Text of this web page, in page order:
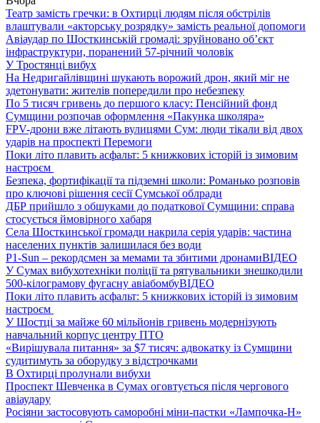
Театр замість гречки: в Охтирці людям після обстрілів
влаштували «акторську розрядку» замість реальної допомоги
Авіаудар по Шосткинській громаді: зруйновано об’єкт
інфраструктури, поранений 57-річний чоловік
У Тростянці вибух
На Недригайлівщині шукають ворожий дрон, який міг не
здетонувати: жителів попередили про небезпеку
По 5 тисяч гривень до першого класу: Пенсійний фонд
Сумщини розпочав оформлення «Пакунка школяра»
FPV-дрони вже літають вулицями Сум: люди тікали від двох
ударів на проспекті Перемоги
Поки літо плавить асфальт: 5 книжкових історій із зимовим
настроєм
Безпека, фортифікації та підземні школи: Романько розповів
про ключові рішення сесії Сумської облради
ДБР прийшло з обшуками до податкової Сумщини: справа
стосується ймовірного хабаря
Села Шосткинської громади накрила серія ударів: частина
населених пунктів залишилася без води
P1-Sun – рекордсмен за мемами та збитими дронамиВІДЕО
У Сумах вибухотехніки поліції та рятувальники знешкодили
500-кілограмову фугасну авіабомбуВІДЕО
Поки літо плавить асфальт: 5 книжкових історій із зимовим
настроєм
У Шостці за майже 60 мільйонів гривень модернізують
навчальний корпус центру ПТО
«Вирішувала питання» за $7 тисяч: адвокатку із Сумщини
судитимуть за оборудку з відстрочками
В Охтирці пролунали вибухи
Проспект Шевченка в Сумах оговтується після чергового
авіаудару
Росіяни застосовують саморобні міни-пастки «Лампочка-Н»